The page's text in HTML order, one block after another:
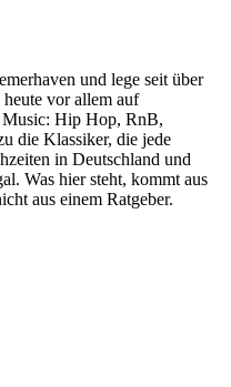
und lege seit über
vor allem auf
Hip Hop, RnB,
die Klassiker, die jede
in Deutschland und
Was hier steht, kommt aus
aus einem Ratgeber.